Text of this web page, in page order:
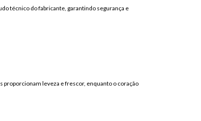
técnico do fabricante, garantindo segurança e
proporcionam leveza e frescor, enquanto o coração